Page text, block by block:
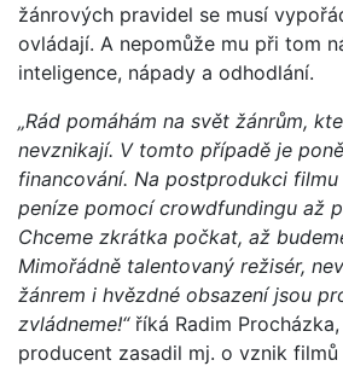
žánrových pravidel se musí
ovládají. A nepomůže mu při tom
inteligence, nápady a odhodlání.
„Rád pomáhám na svět žánrům,
nevznikají. V tomto případě je
financování. Na postprodukci
peníze pomocí crowdfundingu až
Chceme zkrátka počkat, až
Mimořádně talentovaný režisér,
žánrem i hvězdné obsazení jsou
zvládneme!“říká Radim
producent zasadil mj. o vznik filmů